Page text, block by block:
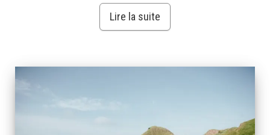
Lire la suite